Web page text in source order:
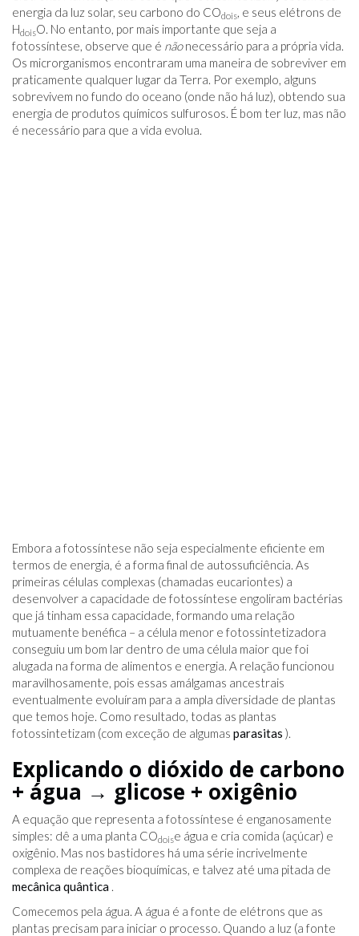
energia da luz solar, seu carbono do COdois, e seus elétrons de
HdoisO. No entanto, por mais importante que seja a
fotossíntese, observe que é nãonecessário para a própria vida.
Os microrganismos encontraram uma maneira de sobreviver em
praticamente qualquer lugar da Terra. Por exemplo, alguns
sobrevivem no fundo do oceano (onde não há luz), obtendo sua
energia de produtos químicos sulfurosos. É bom ter luz, mas não
é necessário para que a vida evolua.
Embora a fotossíntese não seja especialmente eficiente em
termos de energia, é a forma final de autossuficiência. As
primeiras células complexas (chamadas eucariontes) a
desenvolver a capacidade de fotossíntese engoliram bactérias
que já tinham essa capacidade, formando uma relação
mutuamente benéfica – a célula menor e fotossintetizadora
conseguiu um bom lar dentro de uma célula maior que foi
alugada na forma de alimentos e energia. A relação funcionou
maravilhosamente, pois essas amálgamas ancestrais
eventualmente evoluíram para a ampla diversidade de plantas
que temos hoje. Como resultado, todas as plantas
fotossintetizam (com exceção de algumas parasitas ).
Explicando o dióxido de carbono
+ água → glicose + oxigênio
A equação que representa a fotossíntese é enganosamente
simples: dê a uma planta COdoise água e cria comida (açúcar) e
oxigênio. Mas nos bastidores há uma série incrivelmente
complexa de reações bioquímicas, e talvez até uma pitada de
mecânica quântica .
Comecemos pela água. A água é a fonte de elétrons que as
plantas precisam para iniciar o processo. Quando a luz (a fonte